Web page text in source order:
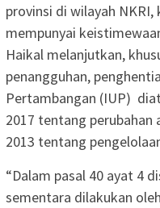
provinsi di wilayah NKRI,
mempunyai
Haikal melanjutkan,
penangguhan,
Pertambangan (IUP)
2017 tentang perubahan
2013 tentang
“Dalam pasal 40 ayat 4
sementara dilakukan